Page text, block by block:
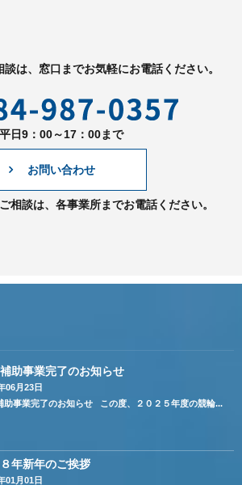
は、窓口までお気軽にお電話ください。
平日9：00～17：00まで
お問い合わせ
相談は、各事業所までお電話ください。
助事業完了のお知らせ
06月23日
助事業完了のお知らせ この度、２０２５年度の競輪...
年新年のご挨拶
01月01日